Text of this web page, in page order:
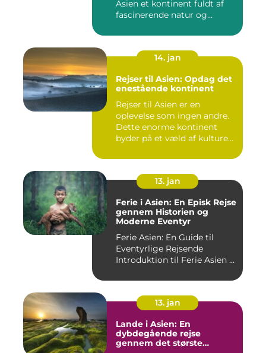
Asien et kontinent fuldt af
fascinerende natur og
14. jan
Rejser til Asien: Opdag det
enestående kontinent
Rejser til Asien er en
oplevelse som ingen andre.
Dette enorme kontinent
byder på et væld af kulture...
13. jan
Ferie i Asien: En Episk Rejse
gennem Historien og
Moderne Eventyr
Ferie Asien: En Guide til
Eventyrlige Rejsende
Introduktion til Ferie Asien ...
13. jan
Lande i Asien: En
dybdegående rejse
gennem det største